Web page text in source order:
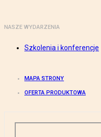
NASZE WYDARZENIA
Szkolenia i konferencje
MAPA STRONY
OFERTA PRODUKTOWA